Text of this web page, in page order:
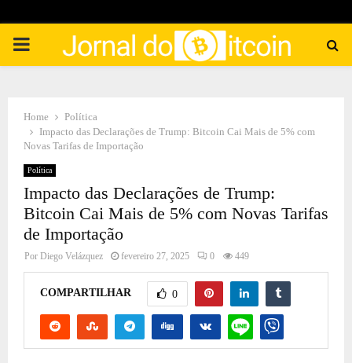
PRIMARY
Home
Política
Impacto das Declarações de Trump: Bitcoin Cai Mais de 5% com
Novas Tarifas de Importação
Política
Impacto das Declarações de Trump:
Bitcoin Cai Mais de 5% com Novas Tarifas
de Importação
Por Diego Velázquez fevereiro 27, 2025 0 449
COMPARTILHAR 0